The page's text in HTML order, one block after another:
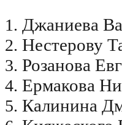
Джаниева
Нестерову
Розанова
Ермакова
Калинина